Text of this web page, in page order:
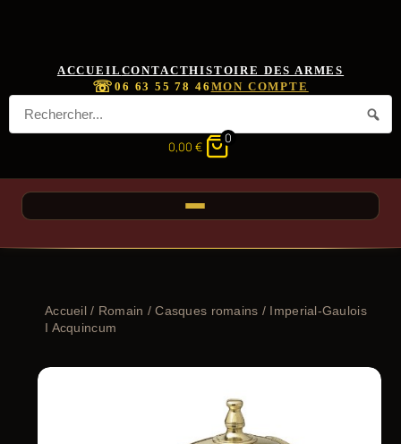
ACCUEIL CONTACTHISTOIRE DES ARMES
☏06 63 55 78 46 MON COMPTE
0,00 €
0
Accueil/ Romain /Casques romains / Imperial-Gaulois
I Acquincum